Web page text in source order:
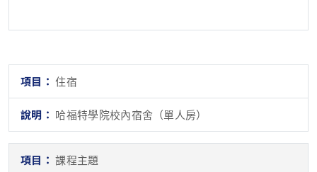
住宿
哈福特學院校內宿舍（單人房）
課程主題